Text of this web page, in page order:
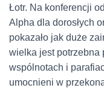
Łotr. Na konferencji
Alpha dla dorosłych
pokazało jak duże
wielka jest potrzebna
wspólnotach i
umocnieni w